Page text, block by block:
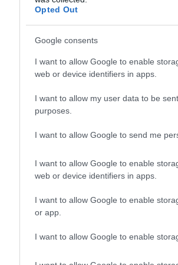
Opted Out
Google consents
I want to allow Google to enable
web or device identifiers in apps.
I want to allow my user data to be
purposes.
I want to allow Google to send me
I want to allow Google to enable
web or device identifiers in apps.
I want to allow Google to enable
or app.
I want to allow Google to enable
Még nem
a pozitív
„Minden álomhoz
búcsúzik a
Lagrue